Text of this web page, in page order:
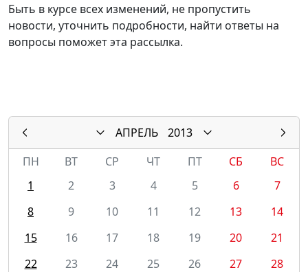
Быть в курсе всех изменений, не пропустить
новости, уточнить подробности, найти ответы на
вопросы поможет эта рассылка.
АПРЕЛЬ
2013
ПН
ВТ СР ЧТ ПТ СБ
ВС
1
2 3 4 5 6
7
8
9 10 11 12 13
14
15
16 17 18 19 20
21
22
23 24 25 26 27
28